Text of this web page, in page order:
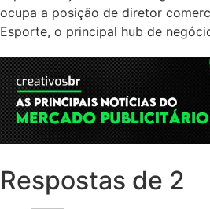
ocupa a posição de diretor
Esporte, o principal hub de
Respostas de 2